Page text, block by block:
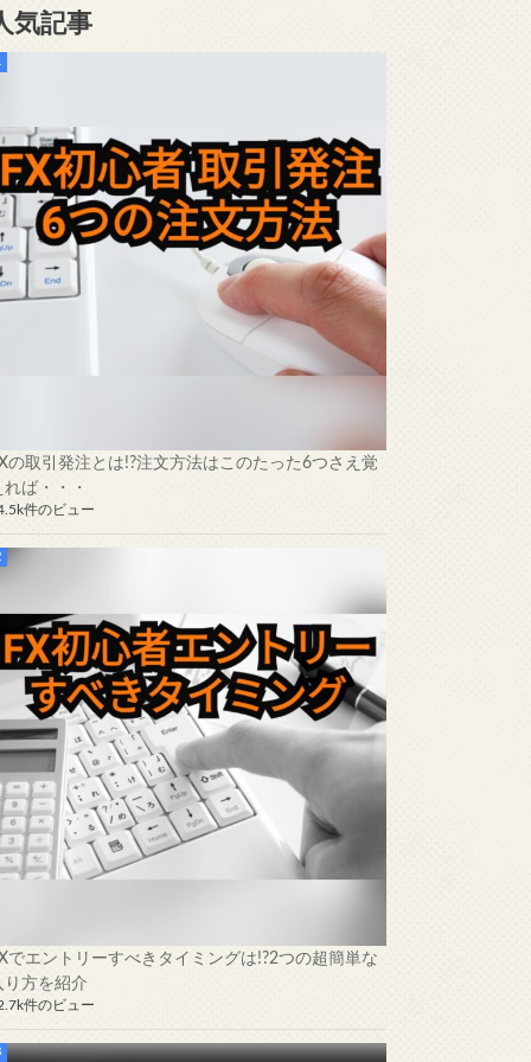
気記事
の取引発注とは!?注文方法はこのたった6つさえ覚
れば・・・
件のビュー
でエントリーすべきタイミングは!?2つの超簡単な
り方を紹介
件のビュー